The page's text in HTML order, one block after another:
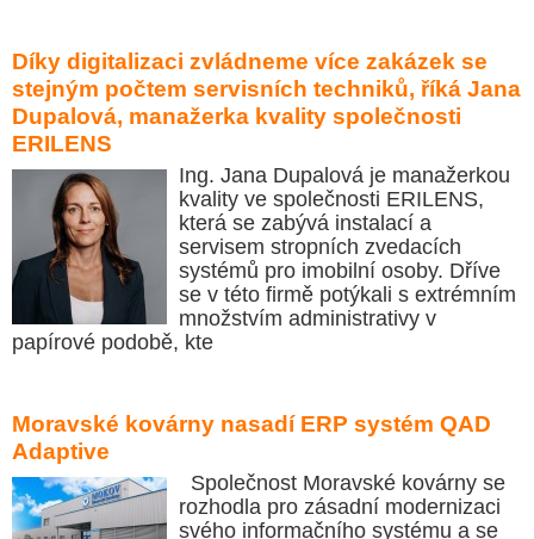
Díky digitalizaci zvládneme více zakázek se
stejným počtem servisních techniků, říká Jana
Dupalová, manažerka kvality společnosti
ERILENS
Ing. Jana Dupalová je manažerkou
kvality ve společnosti ERILENS,
která se zabývá instalací a
servisem stropních zvedacích
systémů pro imobilní osoby. Dříve
se v této firmě potýkali s extrémním
množstvím administrativy v
papírové podobě, kte
Moravské kovárny nasadí ERP systém QAD
Adaptive
Společnost Moravské kovárny se
rozhodla pro zásadní modernizaci
svého informačního systému a se